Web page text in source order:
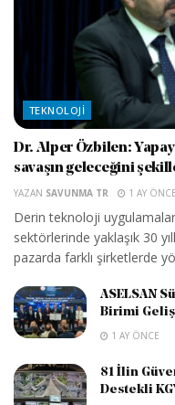
TEKNOLOJI
Dr. Alper Özbilen:
savaşın geleceğini
YAZAN SAVUNMA TR 1 AY ÖNCE
Derin teknoloji
sektörlerinde yaklaşık 30
pazarda farklı şirketlerde
ASELSAN
Birimi
1 AY ÖNCE
81 İlin
Destekli